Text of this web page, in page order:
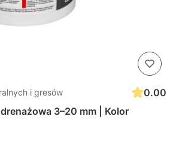
i gresów
0.00
3–20 mm | Kolor